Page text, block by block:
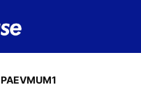
PAEVMUM1